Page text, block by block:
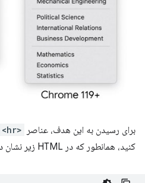
برای رسیدن به این هدف، عناصر <hr>
کنید، همانطور که در HTML زیر نشان داده شده است: